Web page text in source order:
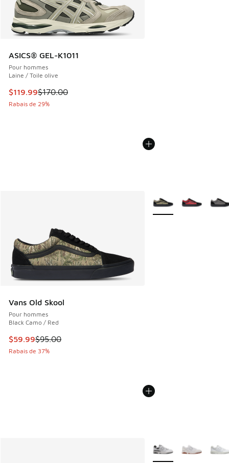
ASICS® GEL-K1011
Pour hommes
Laine / Toile olive
Cet article est en solde. Le prix est passé de $170.00 à
$119.99$170.00
Rabais de 29%
Vans Old Skool
Pour hommes
Black Camo / Red
Cet article est en solde. Le prix est passé de $95.00 à
$59.99$95.00
Rabais de 37%
Plus de couleurs
Plus de couleurs